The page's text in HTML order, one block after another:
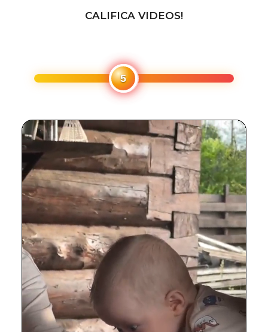
CALIFICA VIDEOS!